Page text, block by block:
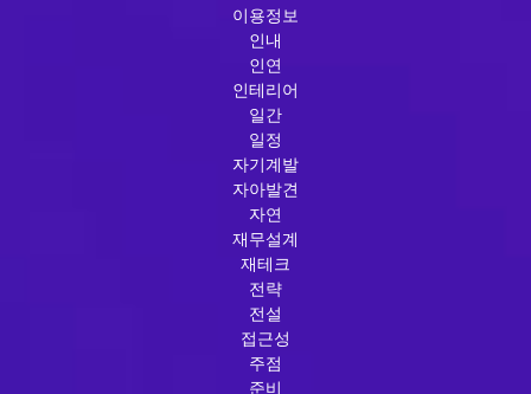
이용정보
인내
인연
인테리어
일간
일정
자기계발
자아발견
자연
재무설계
재테크
전략
전설
접근성
주점
준비